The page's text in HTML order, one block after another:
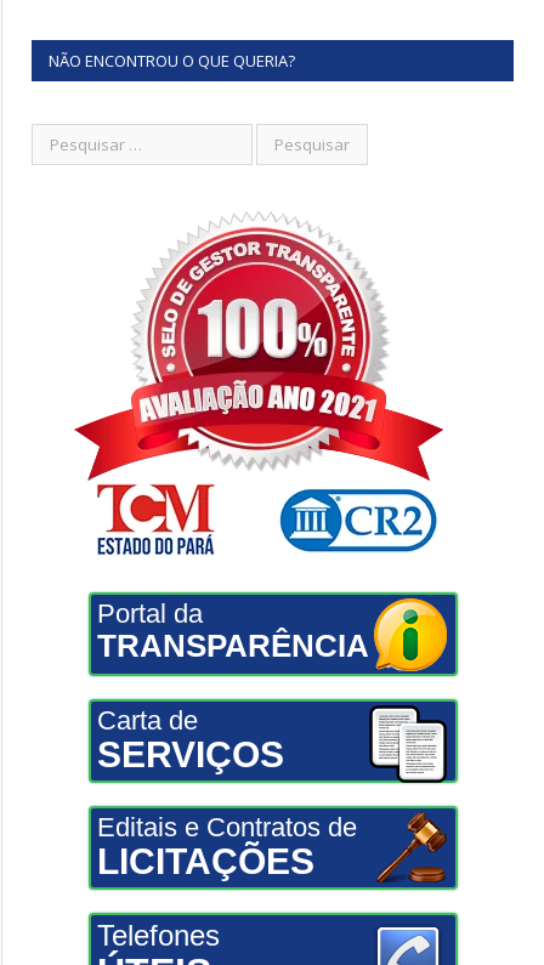
NÃO ENCONTROU O QUE QUERIA?
Portal da
TRANSPARÊNCIA
Carta de
SERVIÇOS
Editais e Contratos de
LICITAÇÕES
Telefones